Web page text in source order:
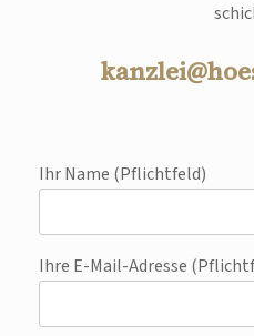
Ihr Name (Pflichtfeld)
Ihre E-Mail-Adresse